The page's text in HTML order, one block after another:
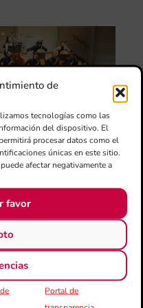
de
tecnologías como las
del dispositivo. El
procesar datos como el
únicas en este sitio.
afectar negativamente a
favor
Portal de
de